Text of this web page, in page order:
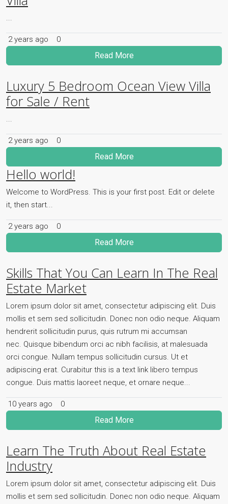
...
2 years ago 0
Read More
Luxury 5 Bedroom Ocean View Villa
for Sale / Rent
...
2 years ago 0
Read More
Hello world!
Welcome to WordPress. This is your first post. Edit or delete
it, then start...
2 years ago 0
Read More
Skills That You Can Learn In The Real
Estate Market
Lorem ipsum dolor sit amet, consectetur adipiscing elit. Duis
mollis et sem sed sollicitudin. Donec non odio neque. Aliquam
hendrerit sollicitudin purus, quis rutrum mi accumsan
nec. Quisque bibendum orci ac nibh facilisis, at malesuada
orci congue. Nullam tempus sollicitudin cursus. Ut et
adipiscing erat. Curabitur this is a text link libero tempus
congue. Duis mattis laoreet neque, et ornare neque...
10 years ago 0
Read More
Learn The Truth About Real Estate
Industry
Lorem ipsum dolor sit amet, consectetur adipiscing elit. Duis
mollis et sem sed sollicitudin. Donec non odio neque. Aliquam